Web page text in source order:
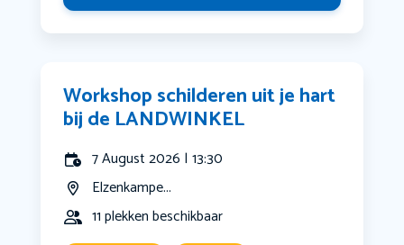
Workshop schilderen uit je hart
bij de LANDWINKEL
7 August 2026 | 13:30
Elzenkampe...
11 plekken beschikbaar